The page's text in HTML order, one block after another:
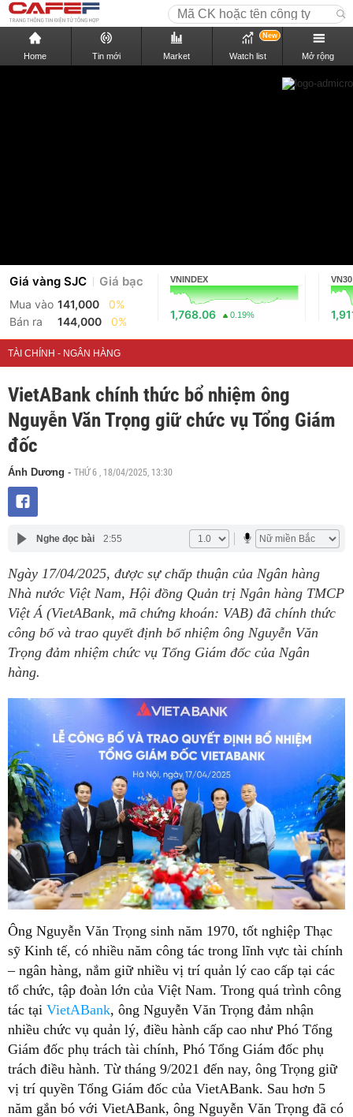
Home Tin mới Market Watch list
New
Mở rộng
Giá vàng SJC Giá bạc
Mua vào 141,000
0%
Bán ra
144,000 0%
VNINDEX
1,768.06 0.19%
VN30
TÀI CHÍNH - NGÂN HÀNG
VietABank chính thức bổ nhiệm ông
Nguyễn Văn Trọng giữ chức vụ Tổng Giám
đốc
Ánh Dương - THỨ 6 , 18/04/2025, 13:30
Nghe đọc bài 2:55
Ngày 17/04/2025, được sự chấp thuận của Ngân hàng
Nhà nước Việt Nam, Hội đồng Quản trị Ngân hàng TMCP
Việt Á (VietABank, mã chứng khoán: VAB) đã chính thức
công bố và trao quyết định bổ nhiệm ông Nguyễn Văn
Trọng đảm nhiệm chức vụ Tổng Giám đốc của Ngân
hàng.
Ông Nguyễn Văn Trọng sinh năm 1970, tốt nghiệp Thạc
sỹ Kinh tế, có nhiều năm công tác trong lĩnh vực tài chính
– ngân hàng, nắm giữ nhiều vị trí quản lý cao cấp tại các
tổ chức, tập đoàn lớn của Việt Nam. Trong quá trình công
tác tại VietABank, ông Nguyễn Văn Trọng đảm nhận
nhiều chức vụ quản lý, điều hành cấp cao như Phó Tổng
Giám đốc phụ trách tài chính, Phó Tổng Giám đốc phụ
trách điều hành. Từ tháng 9/2021 đến nay, ông Trọng giữ
vị trí quyền Tổng Giám đốc của VietABank. Sau hơn 5
năm gắn bó với VietABank, ông Nguyễn Văn Trọng đã có